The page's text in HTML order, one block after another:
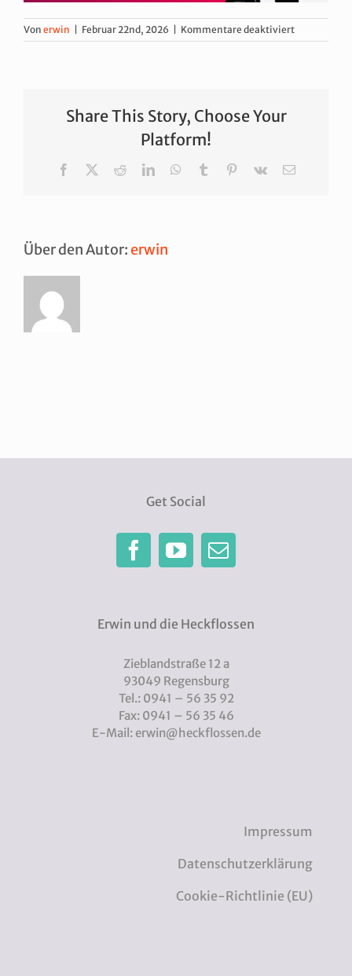
Von erwin Februar 22nd, 2026 Kommentare deaktiviertfür
Chamer
Share This Story, Choose Your
Platform!
Facebook RedditLinkedInWhatsApp
Tumblr Pinterest
Vk
E-
Über den Autor: erwin
Get Social
Erwin und die Heckflossen
Zieblandstraße 12 a
93049 Regensburg
Tel.: 0941 – 56 35 92
Fax: 0941 – 56 35 46
E-Mail: erwin@heckflossen.de
Impressum
Datenschutzerklärung
Cookie-Richtlinie (EU)